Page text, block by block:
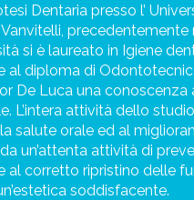
Dentaria presso l’
precedentemente
si è laureato in Igiene
al diploma di
De Luca una conoscenza
L’intera attività dello studio
salute orale ed al
un’attenta attività di
al corretto ripristino delle
soddisfacente.